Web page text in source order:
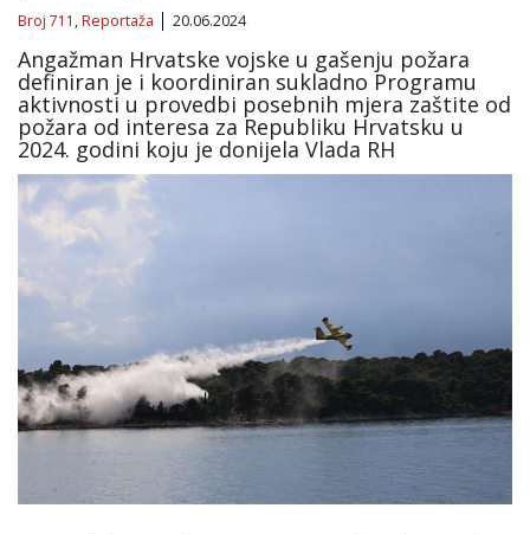
Broj 711 ,Reportaža 20.06.2024
Angažman Hrvatske vojske u gašenju požara
definiran je i koordiniran sukladno Programu
aktivnosti u provedbi posebnih mjera zaštite od
požara od interesa za Republiku Hrvatsku u
2024. godini koju je donijela Vlada RH